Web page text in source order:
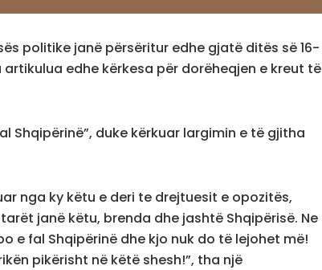
politike janë përsëritur edhe gjatë ditës së 16-
edhe kërkesa për dorëheqjen e kreut të
Shqipërinë”, duke kërkuar largimin e të gjitha
nga ky këtu e deri te drejtuesit e opozitës,
janë këtu, brenda dhe jashtë Shqipërisë. Ne
e fal Shqipërinë dhe kjo nuk do të lejohet më!
pikërisht në këtë shesh!”, tha një